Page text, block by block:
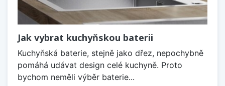
Jak vybrat kuchyňskou baterii
Kuchyňská baterie, stejně jako dřez, nepochybně
pomáhá udávat design celé kuchyně. Proto
bychom neměli výběr baterie...